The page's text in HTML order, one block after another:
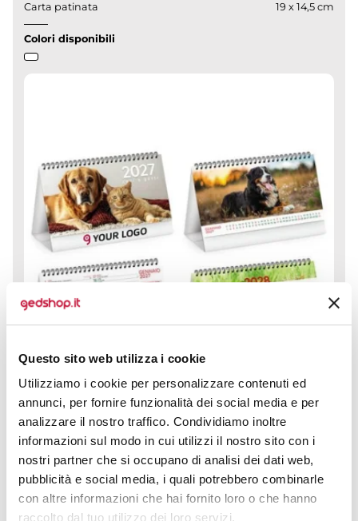
Questo sito web utilizza i cookie
Utilizziamo i cookie per personalizzare contenuti ed
annunci, per fornire funzionalità dei social media e per
analizzare il nostro traffico. Condividiamo inoltre
informazioni sul modo in cui utilizzi il nostro sito con i
nostri partner che si occupano di analisi dei dati web,
pubblicità e social media, i quali potrebbero combinarle
con altre informazioni che hai fornito loro o che hanno
raccolto dal tuo utilizzo dei loro servizi.
Carta patinata
19 x 14,5 cm
Colori disponibili
Calendario spiralato da tavolo Cani e Gatti è il
compagno perfetto per organizzare tutto l’anno con
un tocco di...